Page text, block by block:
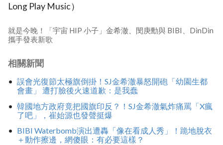
Long Play Music）
就是今晚！「宇宙 HIP 小子」金希澈、閔庚勳與 BIBI、DinDin
攜手發表新歌
相關新聞
誤會光復節太極旗倒掛！SJ金希澈暴怒開砲「幼園生都
會畫」 遭打臉後火速道歉：是我蠢
韓國地方政府竟把國旗印反？！SJ金希澈氣炸痛罵「X瘋
了吧」，崔始源也發聲挺爆
BIBI Waterbomb演出遭轟「像在看成人秀」！跪地脫衣
＋動作擦邊，網傻眼：有必要這樣？